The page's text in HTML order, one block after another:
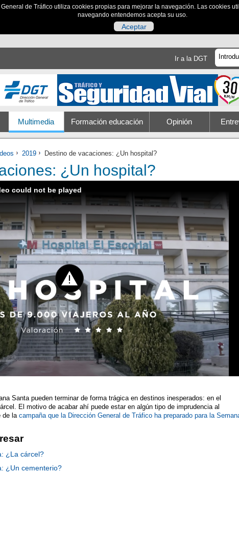
de Tráfico utiliza cookies propias para mejorar la navegación. Las cookies
navegando entendemos acepta su uso.
Aceptar
Ir a la DGT
Multimedia Formación educación Opinión
2019 Destino de vacaciones: ¿Un hospital?
¿Un hospital?
could not be played
Santa pueden terminar de forma trágica en destinos inesperados: en el
El motivo de acabar ahí puede estar en algún tipo de imprudencia al
de lacampaña que la Dirección General de Tráfico ha preparado para la
¿La cárcel?
¿Un cementerio?